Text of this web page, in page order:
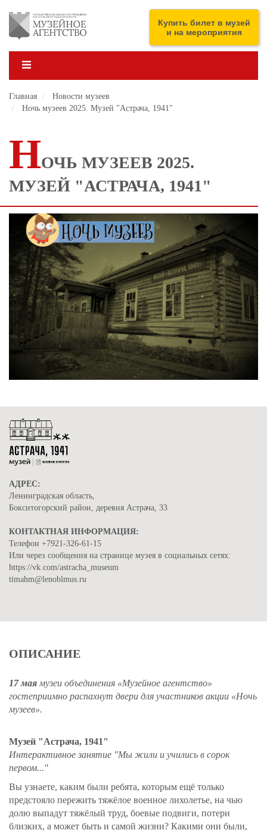
основному
содержанию
ENG
Купить билет в музей
и на мероприятия
Главная
Новости музеев
Ночь музеев 2025. Музей "Астрача, 1941"
НОЧЬ МУЗЕЕВ 2025.
МУЗЕЙ "АСТРАЧА, 1941"
АДРЕС:
Ленинградская область,
Бокситогорский район, деревня Астрача, 33
КОНТАКТНАЯ ИНФОРМАЦИЯ:
Телефон +7921-326-61-15
Или через сообщения на странице музея в социальных сетях:
https://vk.com/astracha_museum
timahm@lenoblmus.ru
ОПИСАНИЕ
17мая музеи объединения «Музейное агентство»
гостеприимно распахнут двери для участников акции «Ночь
музеев».
Музей "Астрача, 1941"
Интерактивное занятие "Мы жили и учились в сорок
первом..."
Вы узнаете, каким были ребята, которым ещё только
предстояло пережить тяжёлое военное лихолетье, на чью
долю выпадут тяжёлый труд, боевые подвиги, потери
близких, а может быть и самой жизни? Какими они были,